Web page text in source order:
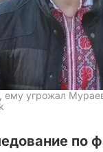
ему угрожал
по